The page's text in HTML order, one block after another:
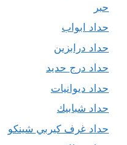
حبر
حداد ابواب
حداد درابزين
حداد درج حديد
حداد ديوانيات
حداد شبابيك
حداد غرف كيربي شينكو